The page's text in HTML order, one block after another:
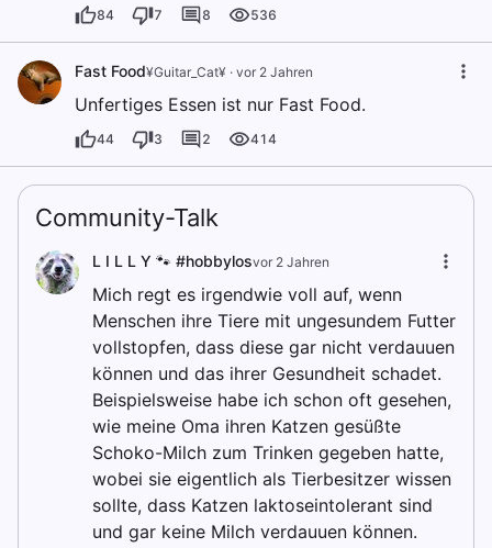
84 7 8 536
Fast Food¥Guitar_Cat¥ · vor 2 Jahren
Unfertiges Essen ist nur Fast Food.
44 3 2 414
Community-Talk
L I L L Y 🐾 #hobbylosvor 2 Jahren
Mich regt es irgendwie voll auf, wenn
Menschen ihre Tiere mit ungesundem Futter
vollstopfen, dass diese gar nicht verdauuen
können und das ihrer Gesundheit schadet.
Beispielsweise habe ich schon oft gesehen,
wie meine Oma ihren Katzen gesüßte
Schoko-Milch zum Trinken gegeben hatte,
wobei sie eigentlich als Tierbesitzer wissen
sollte, dass Katzen laktoseintolerant sind
und gar keine Milch verdauuen können.